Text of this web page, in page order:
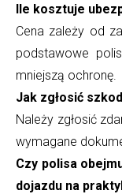
Ile kosztuje
Cena zależy od
podstawowe
mniejszą ochronę.
Jak zgłosić
Należy zgłosić
wymagane
Czy polisa
dojazdu na